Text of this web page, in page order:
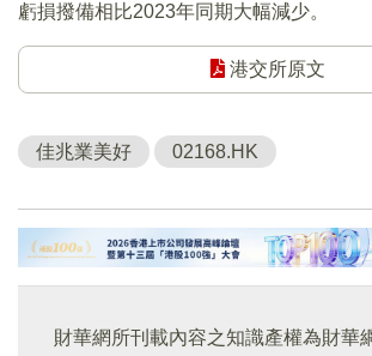
虧損撥備相比2023年同期大幅減少。
港交所原文
佳兆業美好 02168.HK
財華網所刊載內容之知識產權為財華